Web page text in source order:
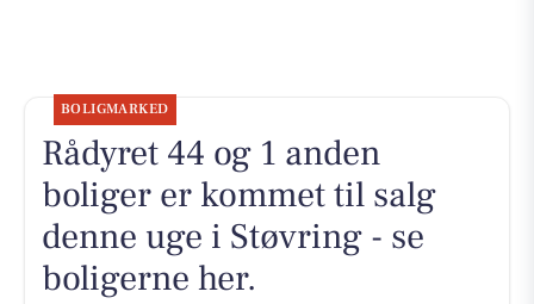
BOLIGMARKED
Rådyret 44 og 1 anden
boliger er kommet til salg
denne uge i Støvring - se
boligerne her.